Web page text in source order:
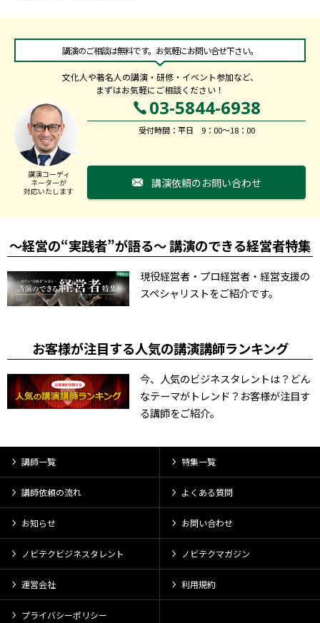
講演のご相談は無料です。お気軽にお問い合せ下さい。
文化人や著名人の講演・研修・イベント参加など、
まずはお気軽にご相談ください！
講演コーディ
ネーターが
対応いたします
03-5844-6938
受付時間：平日 9：00～18：00
講演依頼のお問い合わせ
～経営の“実践者”が語る～ 講演のできる経営者特集
現役経営者・プロ経営者・経営支援の
スペシャリストをご紹介です。
お客様が注目する人気の講演講師ランキング
今、人気のビジネスタレントは？どん
なテーマがトレンド？お客様が注目す
る講師をご紹介。
講師一覧 特集一覧
講師依頼の流れ よくある質問
お知らせ お問い合わせ
ノビテクビジネスタレント ノビテクマガジン
運営会社 利用規約
プライバシーポリシー